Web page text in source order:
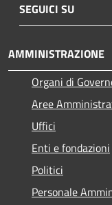
SEGUICI SU
AMMINISTRAZIONE
Organi di
Aree
Uffici
Enti e fondazioni
Politici
Personale